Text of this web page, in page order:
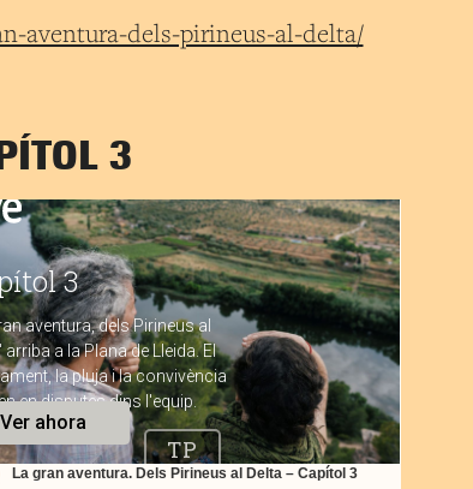
aventura-dels-pirineus-al-delta/
3
La gran aventura. Dels Pirineus al Delta – Capítol 3